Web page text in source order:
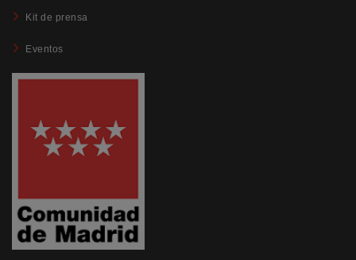
Kit de prensa
Eventos